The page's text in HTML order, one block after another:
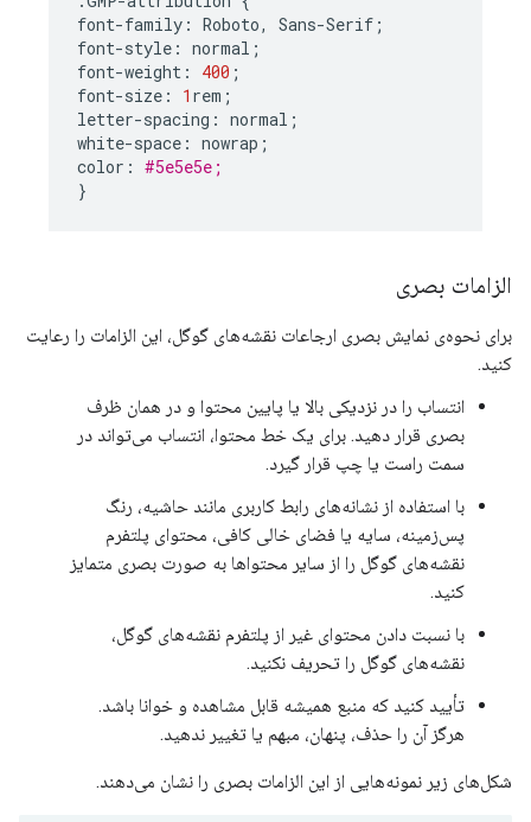
font-family : Roboto, Sans-Serif ;
font-style : normal ;
font-weight : 400 ;
font-size : 1 rem ;
letter-spacing : normal ;
white-space : nowrap ;
color : #5e5e5e;
}
الزامات بصری
برای نحوه‌ی نمایش بصری ارجاعات نقشه‌های گوگل، این الزامات را رعایت
کنید.
انتساب را در نزدیکی بالا یا پایین محتوا و در همان ظرف
بصری قرار دهید. برای یک خط محتوا، انتساب می‌تواند در
سمت راست یا چپ قرار گیرد.
با استفاده از نشانه‌های رابط کاربری مانند حاشیه، رنگ
پس‌زمینه، سایه یا فضای خالی کافی، محتوای پلتفرم
نقشه‌های گوگل را از سایر محتواها به صورت بصری متمایز
کنید.
با نسبت دادن محتوای غیر از پلتفرم نقشه‌های گوگل،
نقشه‌های گوگل را تحریف نکنید.
تأیید کنید که منبع همیشه قابل مشاهده و خوانا باشد.
هرگز آن را حذف، پنهان، مبهم یا تغییر ندهید.
شکل‌های زیر نمونه‌هایی از این الزامات بصری را نشان می‌دهند.